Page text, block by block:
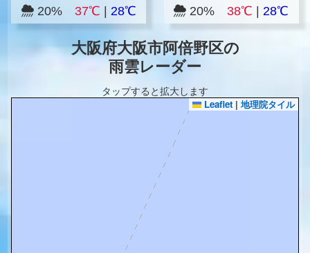
20% 37℃ 28℃ 20%38℃ |28℃
大阪府大阪市阿倍野区の
雨雲レーダー
タップすると拡大します
Leaflet | 地理院タイル